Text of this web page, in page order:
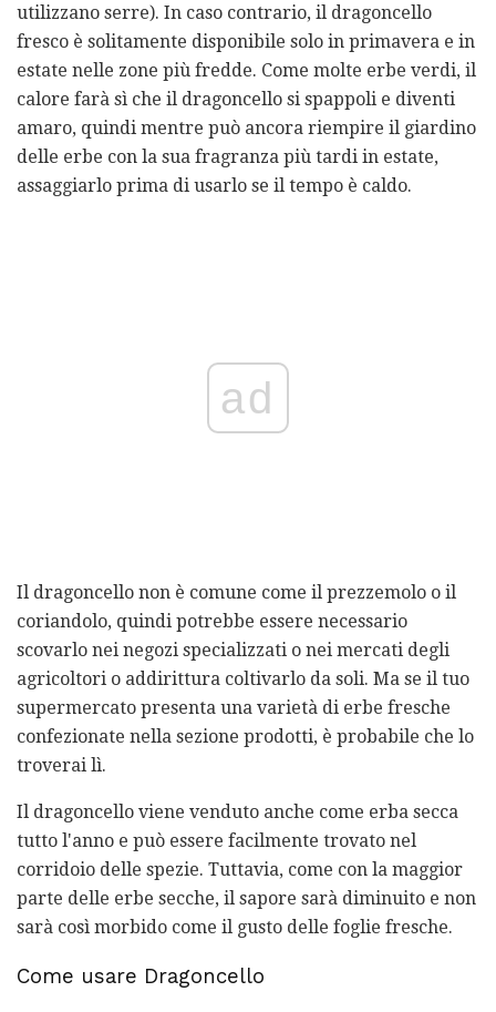
utilizzano serre). In caso contrario, il dragoncello
fresco è solitamente disponibile solo in primavera e in
estate nelle zone più fredde. Come molte erbe verdi, il
calore farà sì che il dragoncello si spappoli e diventi
amaro, quindi mentre può ancora riempire il giardino
delle erbe con la sua fragranza più tardi in estate,
assaggiarlo prima di usarlo se il tempo è caldo.
ad
Il dragoncello non è comune come il prezzemolo o il
coriandolo, quindi potrebbe essere necessario
scovarlo nei negozi specializzati o nei mercati degli
agricoltori o addirittura coltivarlo da soli. Ma se il tuo
supermercato presenta una varietà di erbe fresche
confezionate nella sezione prodotti, è probabile che lo
troverai lì.
Il dragoncello viene venduto anche come erba secca
tutto l'anno e può essere facilmente trovato nel
corridoio delle spezie. Tuttavia, come con la maggior
parte delle erbe secche, il sapore sarà diminuito e non
sarà così morbido come il gusto delle foglie fresche.
Come usare Dragoncello